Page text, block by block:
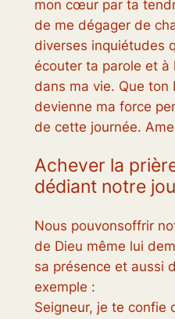
mon cœur par ta
de me dégager de
diverses inquiétudes
écouter ta parole et
dans ma vie. Que ton
devienne ma force
de cette journée.
Achever la
dédiant notre
Nous pouvonsoffrir
de Dieu même lui
sa présence et aussi
exemple :
Seigneur, je te confie